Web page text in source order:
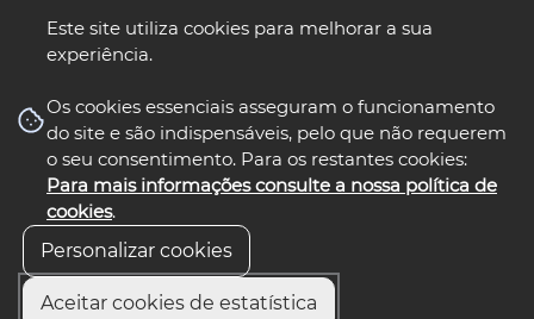
Este site utiliza cookies para melhorar a sua
experiência.
Os cookies essenciais asseguram o funcionamento
do site e são indispensáveis, pelo que não requerem
o seu consentimento. Para os restantes cookies:
Para mais informações consulte a nossa política de
cookies.
Personalizar cookies
Aceitar cookies de estatística
nos select language